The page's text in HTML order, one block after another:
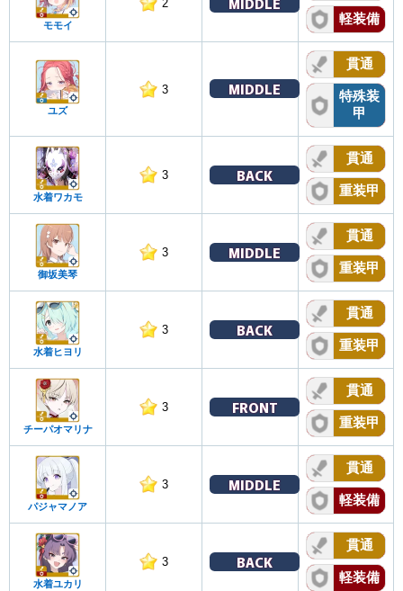
モモイ
2
軽装備
ユズ
3 MIDDLE
貫通
特殊装
甲
水着ワカモ
3 BACK
貫通
重装甲
御坂美琴
3 MIDDLE
貫通
重装甲
水着ヒヨリ
3 BACK
貫通
重装甲
チーパオマリナ
3 FRONT
貫通
重装甲
パジャマノア
3 MIDDLE
貫通
軽装備
水着ユカリ
3 BACK
貫通
軽装備